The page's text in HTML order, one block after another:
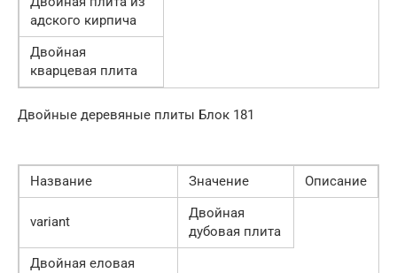
адского кирпича
Двойная
кварцевая плита
Двойные деревяные плиты Блок 181
Название Значение Описание
variant
Двойная
дубовая плита
Двойная еловая